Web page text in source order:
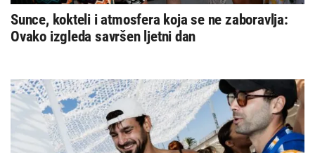
Sunce, kokteli i atmosfera koja se ne zaboravlja:
Ovako izgleda savršen ljetni dan